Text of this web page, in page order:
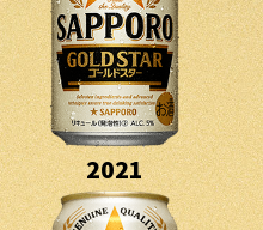
2021